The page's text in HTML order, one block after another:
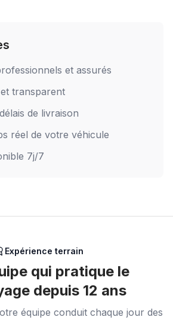
et assurés
transparent
de livraison
réel de votre véhicule
7j/7
Expérience terrain
qui pratique le
depuis 12 ans
équipe conduit chaque jour des